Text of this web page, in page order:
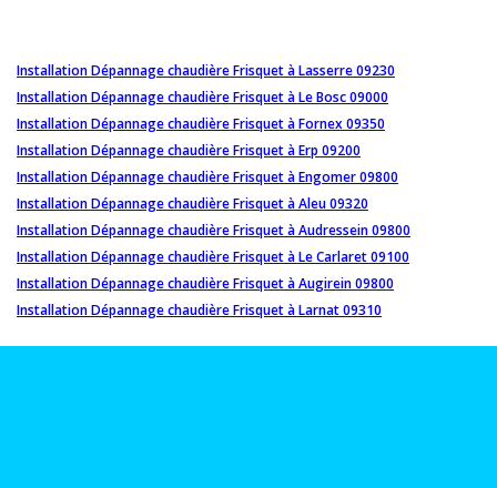
Installation Dépannage chaudière Frisquet à Lasserre 09230
Installation Dépannage chaudière Frisquet à Le Bosc 09000
Installation Dépannage chaudière Frisquet à Fornex 09350
Installation Dépannage chaudière Frisquet à Erp 09200
Installation Dépannage chaudière Frisquet à Engomer 09800
Installation Dépannage chaudière Frisquet à Aleu 09320
Installation Dépannage chaudière Frisquet à Audressein 09800
Installation Dépannage chaudière Frisquet à Le Carlaret 09100
Installation Dépannage chaudière Frisquet à Augirein 09800
Installation Dépannage chaudière Frisquet à Larnat 09310